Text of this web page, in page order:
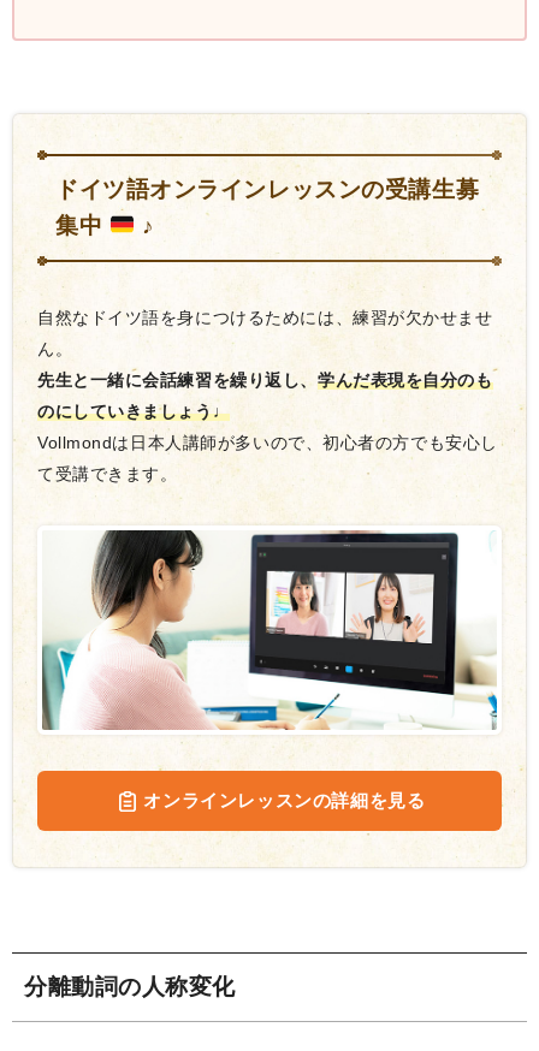
ドイツ語オンラインレッスンの受講生募
集中
♪
自然なドイツ語を身につけるためには、練習が欠かせませ
ん。
先生と一緒に会話練習を繰り返し、 学んだ表現を自分のも
のにしていきましょう♩
Vollmondは日本人講師が多いので、初心者の方でも安心し
て受講できます。
オンラインレッスンの詳細を見る
分離動詞の人称変化